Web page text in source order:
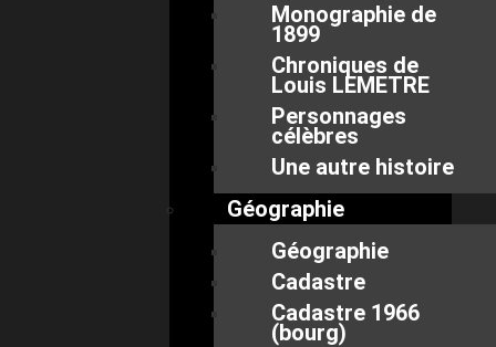
Monographie de
1899
Chroniques de
Louis LEMETRE
Personnages
célèbres
Une autre histoire
Géographie
Géographie
Cadastre
Cadastre 1966
(bourg)